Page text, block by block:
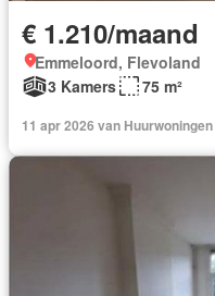
€ 1.210/maand
Emmeloord, Flevoland
3 Kamers
75 m²
11 apr 2026 van Huurwoningen